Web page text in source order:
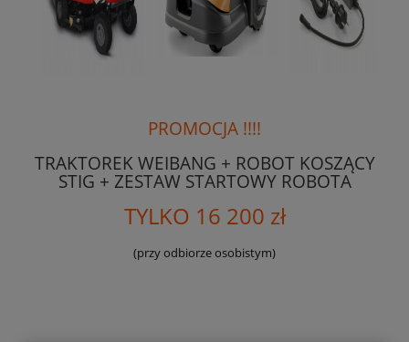
PROMOCJA !!!!
TRAKTOREK WEIBANG + ROBOT KOSZĄCY
STIG + ZESTAW STARTOWY ROBOTA
TYLKO 16 200 zł
(przy odbiorze osobistym)